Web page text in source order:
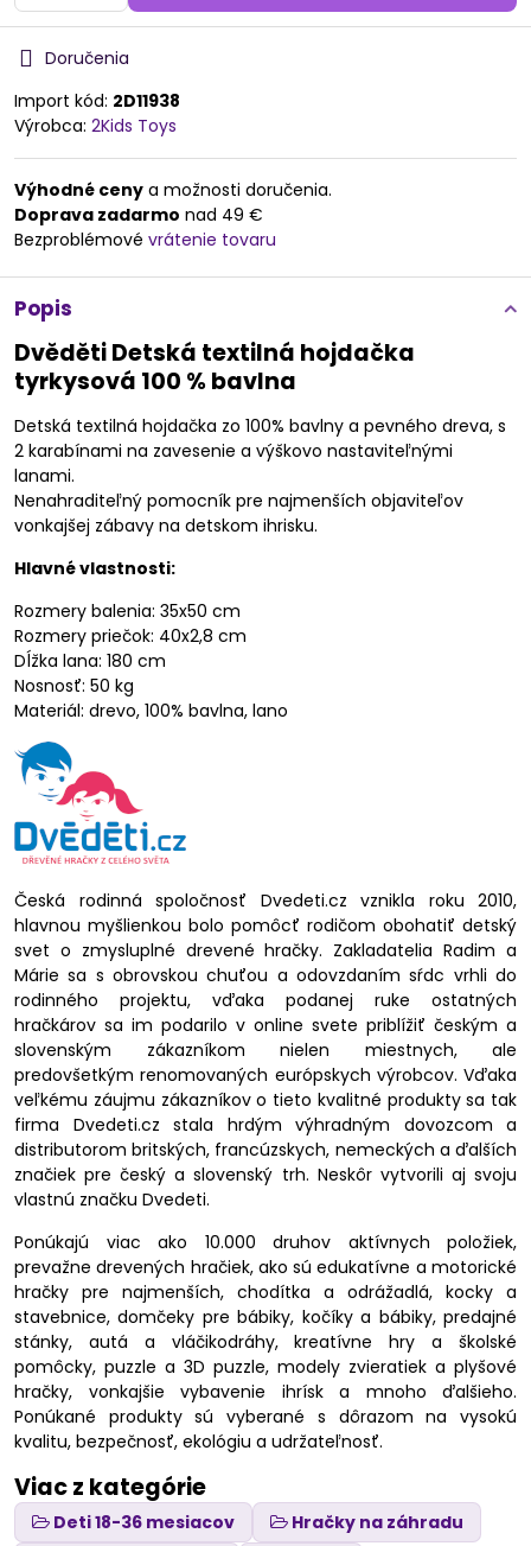
Doručenia
Import kód: 2D11938
Výrobca: 2Kids Toys
Výhodné ceny a možnosti doručenia.
Doprava zadarmo nad 49 €
Bezproblémové vrátenie tovaru
Popis
Dvěděti Detská textilná hojdačka
tyrkysová 100 % bavlna
Detská textilná hojdačka zo 100% bavlny a pevného dreva, s
2 karabínami na zavesenie a výškovo nastaviteľnými
lanami.
Nenahraditeľný pomocník pre najmenších objaviteľov
vonkajšej zábavy na detskom ihrisku.
Hlavné vlastnosti:
Rozmery balenia: 35x50 cm
Rozmery priečok: 40x2,8 cm
Dĺžka lana: 180 cm
Nosnosť: 50 kg
Materiál: drevo, 100% bavlna, lano
Česká rodinná spoločnosť Dvedeti.cz vznikla roku 2010,
hlavnou myšlienkou bolo pomôcť rodičom obohatiť detský
svet o zmysluplné drevené hračky. Zakladatelia Radim a
Márie sa s obrovskou chuťou a odovzdaním sŕdc vrhli do
rodinného projektu, vďaka podanej ruke ostatných
hračkárov sa im podarilo v online svete priblížiť českým a
slovenským zákazníkom nielen miestnych, ale
predovšetkým renomovaných európskych výrobcov. Vďaka
veľkému záujmu zákazníkov o tieto kvalitné produkty sa tak
firma Dvedeti.cz stala hrdým výhradným dovozcom a
distributorom britských, francúzskych, nemeckých a ďalších
značiek pre český a slovenský trh. Neskôr vytvorili aj svoju
vlastnú značku Dvedeti.
Ponúkajú viac ako 10.000 druhov aktívnych položiek,
prevažne drevených hračiek, ako sú edukatívne a motorické
hračky pre najmenších, chodítka a odrážadlá, kocky a
stavebnice, domčeky pre bábiky, kočíky a bábiky, predajné
stánky, autá a vláčikodráhy, kreatívne hry a školské
pomôcky, puzzle a 3D puzzle, modely zvieratiek a plyšové
hračky, vonkajšie vybavenie ihrísk a mnoho ďalšieho.
Ponúkané produkty sú vyberané s dôrazom na vysokú
kvalitu, bezpečnosť, ekológiu a udržateľnosť.
Viac z kategórie
Deti 18-36 mesiacov Hračky na záhradu